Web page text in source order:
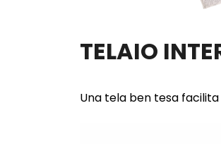
TELAIO
Una tela ben tesa